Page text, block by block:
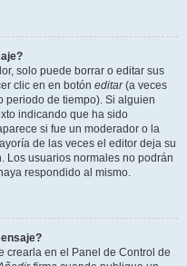
solo puede borrar o editar sus
clic en en botón editar(a veces
periodo de tiempo). Si alguien
indicando que ha sido
si fue un moderador o la
de las veces el editor deja su
Los usuarios normales no podrán
respondido al mismo.
crearla en el Panel de Control de